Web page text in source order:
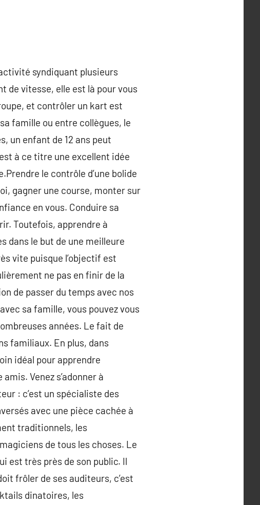
activité syndiquant plusieurs
de vitesse, elle est là pour vous
et contrôler un kart est
famille ou entre collègues, le
un enfant de 12 ans peut
à ce titre une excellent idée
le contrôle d’une bolide
gagner une course, monter sur
en vous. Conduire sa
Toutefois, apprendre à
dans le but de une meilleure
vite puisque l’objectif est
ne pas en finir de la
de passer du temps avec nos
sa famille, vous pouvez vous
années. Le fait de
familiaux. En plus, dans
idéal pour apprendre
Venez s’adonner à
: c’est un spécialiste des
avec une pièce cachée à
traditionnels, les
de tous les choses. Le
est très près de son public. Il
frôler de ses auditeurs, c’est
dinatoires, les